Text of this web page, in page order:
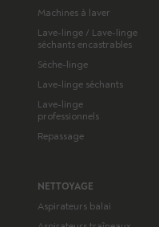
Machines à laver
Lave-linge / Lave-linge
séchants encastrables
Sèche-linge
Lave-linge séchants
Lave-linge
professionnels
Repassage
NETTOYAGE
Aspirateurs balai